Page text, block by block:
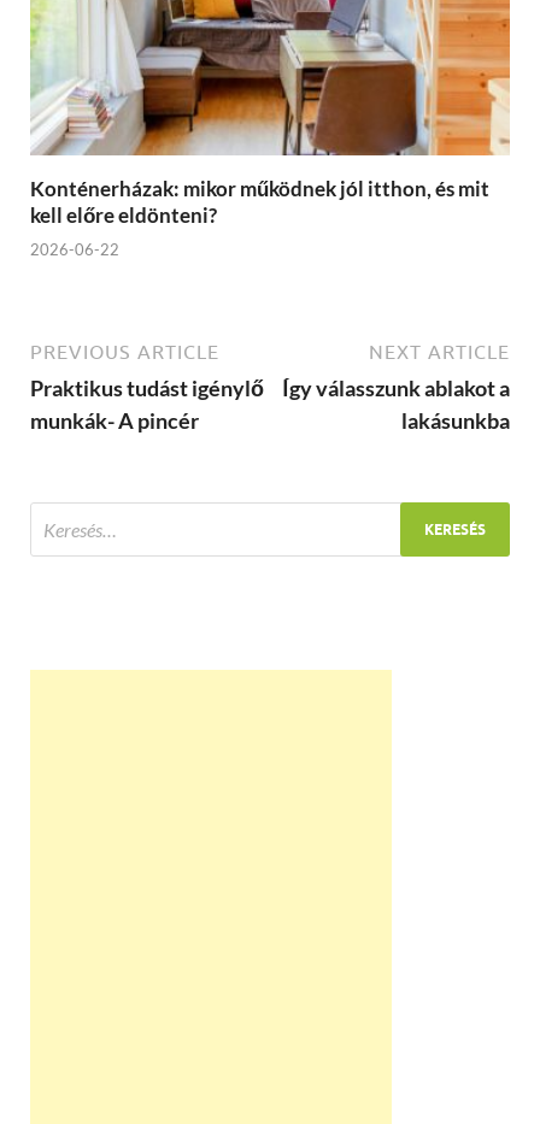
Konténerházak: mikor működnek jól itthon, és mit
kell előre eldönteni?
2026-06-22
PREVIOUS ARTICLE
Praktikus tudást igénylő
munkák- A pincér
NEXT ARTICLE
Így válasszunk ablakot a
lakásunkba